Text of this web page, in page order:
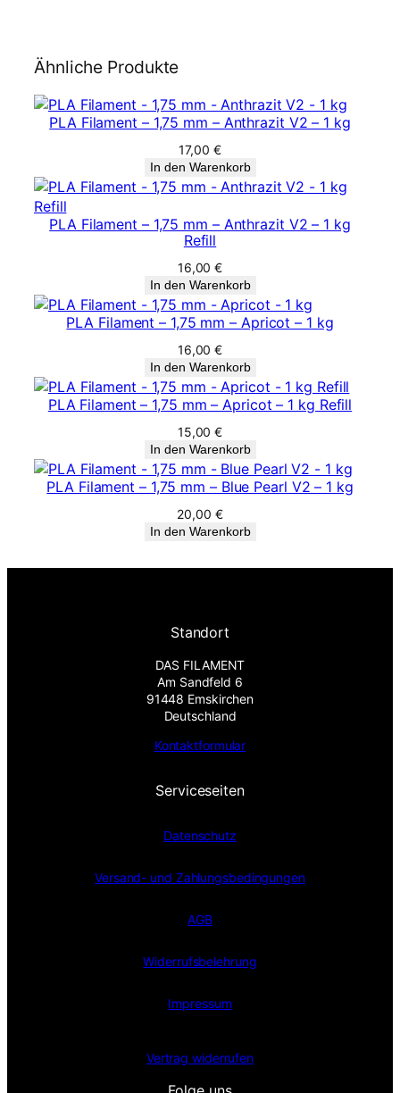
Ähnliche Produkte
PLA Filament – 1,75 mm – Anthrazit V2 – 1 kg
17,00 €
In den Warenkorb
PLA Filament – 1,75 mm – Anthrazit V2 – 1 kg
Refill
16,00€
In den Warenkorb
PLA Filament – 1,75 mm – Apricot – 1 kg
16,00€
In den Warenkorb
PLA Filament – 1,75 mm – Apricot – 1 kg Refill
15,00€
In den Warenkorb
PLA Filament – 1,75 mm – Blue Pearl V2 – 1 kg
20,00 €
In den Warenkorb
Standort
DAS FILAMENT
Am Sandfeld 6
91448 Emskirchen
Deutschland
Kontaktformular
Serviceseiten
Datenschutz
Versand- und Zahlungsbedingungen
AGB
Widerrufsbelehrung
Impressum
Vertrag widerrufen